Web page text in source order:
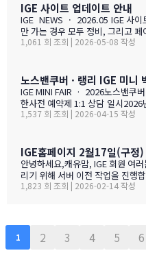
IGE 사이트 업데이트 안내
IGE NEWS · 2026.05 IGE 사이트 업데이트 안내 엄마동반 · 아이
만 가는 경우 모두 정비, 그리고 페이지별
tion.org 가 새로 업데이트되었습
학비 + 2베드 기준 렌트비 + 자녀
예산을 교육청별로 비교해 보실 수 있습니다. 추천
맘들의 리얼한 후기도 같은 페이지에 함
가는 경우, 홈스테이·보딩스쿨·관
1,061 회 조회 | 2026-05-08 작성
IGE MINI FAIR · 2026노스밴쿠
한사전 예약제 1:1 상담 일시
1시 — 오후 3시장소IGE 도곡동 사
가등록 폼으로 이동합니다
교육청NORTH VANCOUVER ·
Gate Bridge를 건너면 20분 내로
니다. 산·바다·숲이 어우러진 자연
1,537 회 조회 | 2026-04-15 작성
안녕하세요,캐유맘, IGE 회원 여
리기 위해 서버 이전 작업을 진행
일) 오전 중 IGE 홈페이지
GE (I Global Education)
1,823 회 조회 | 2026-02-14 작성
1 2 3 4 5 6